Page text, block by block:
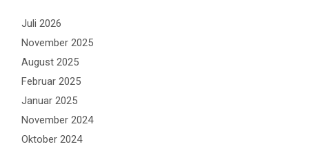
Juli 2026
November 2025
August 2025
Februar 2025
Januar 2025
November 2024
Oktober 2024